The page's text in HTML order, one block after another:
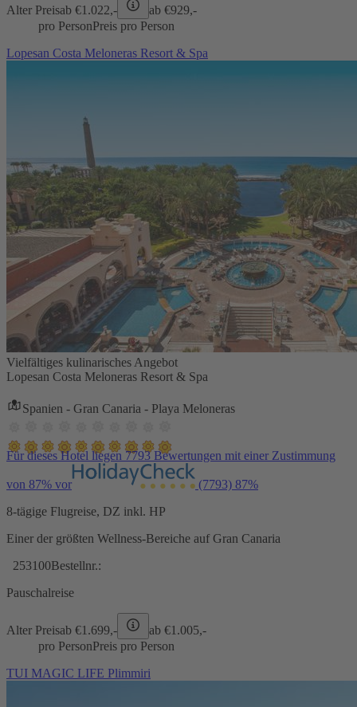
Alter Preisab €1.022,- ab €929,-
pro PersonPreis pro Person
Lopesan Costa Meloneras Resort & Spa
Vielfältiges kulinarisches Angebot
Lopesan Costa Meloneras Resort & Spa
Spanien - Gran Canaria - Playa Meloneras
Für dieses Hotel liegen 7793 Bewertungen mit einer Zustimmung
von 87% vor (7793) 87%
8-tägige Flugreise, DZ inkl. HP
Einer der größten Wellness-Bereiche auf Gran Canaria
253100Bestellnr.:
Pauschalreise
Alter Preisab €1.699,- ab €1.005,-
pro PersonPreis pro Person
TUI MAGIC LIFE Plimmiri